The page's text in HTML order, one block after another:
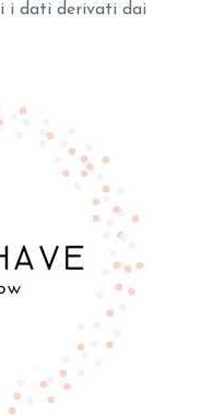
i dati derivati dai